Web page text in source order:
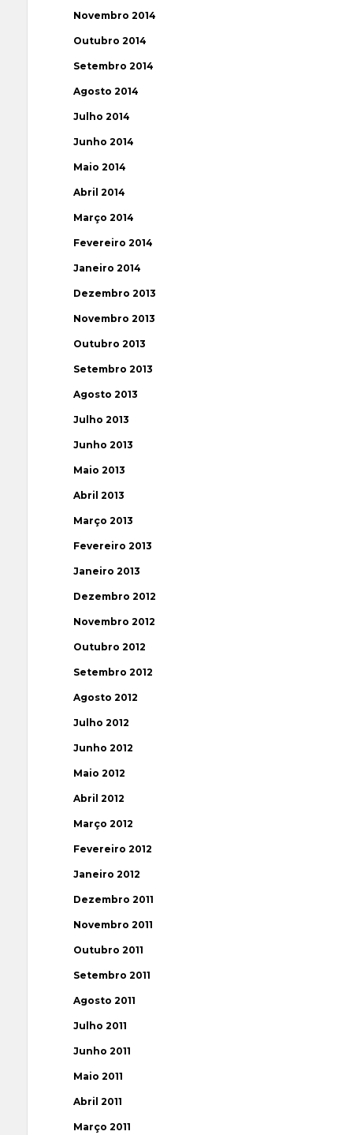
Novembro 2014
Outubro 2014
Setembro 2014
Agosto 2014
Julho 2014
Junho 2014
Maio 2014
Abril 2014
Março 2014
Fevereiro 2014
Janeiro 2014
Dezembro 2013
Novembro 2013
Outubro 2013
Setembro 2013
Agosto 2013
Julho 2013
Junho 2013
Maio 2013
Abril 2013
Março 2013
Fevereiro 2013
Janeiro 2013
Dezembro 2012
Novembro 2012
Outubro 2012
Setembro 2012
Agosto 2012
Julho 2012
Junho 2012
Maio 2012
Abril 2012
Março 2012
Fevereiro 2012
Janeiro 2012
Dezembro 2011
Novembro 2011
Outubro 2011
Setembro 2011
Agosto 2011
Julho 2011
Junho 2011
Maio 2011
Abril 2011
Março 2011